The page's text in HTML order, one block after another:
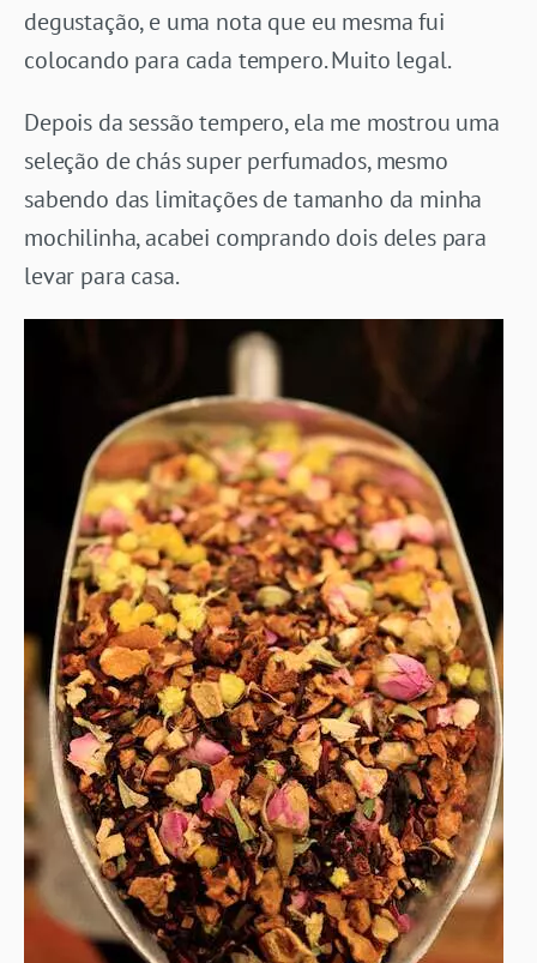
degustação, e uma nota que eu mesma fui
colocando para cada tempero. Muito legal.
Depois da sessão tempero, ela me mostrou uma
seleção de chás super perfumados, mesmo
sabendo das limitações de tamanho da minha
mochilinha, acabei comprando dois deles para
levar para casa.